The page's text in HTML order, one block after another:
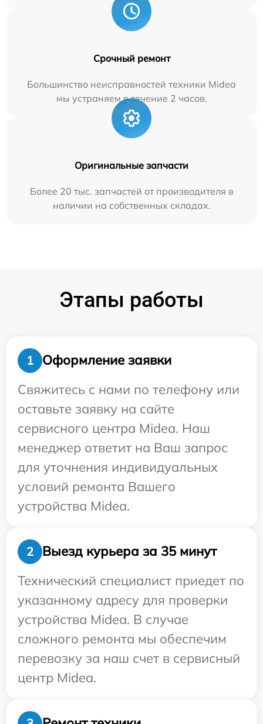
Срочный ремонт
Большинство неисправностей техники Midea
мы устраняем в течение 2 часов.
Оригинальные запчасти
Более 20 тыс. запчастей от производителя в
наличии на собственных складах.
Этапы работы
1
Оформление заявки
Свяжитесь с нами по телефону или
оставьте заявку на сайте
сервисного центра Midea. Наш
менеджер ответит на Ваш запрос
для уточнения индивидуальных
условий ремонта Вашего
устройства Midea.
2
Выезд курьера за 35 минут
Технический специалист приедет по
указанному адресу для проверки
устройства Midea. В случае
сложного ремонта мы обеспечим
перевозку за наш счет в сервисный
центр Midea.